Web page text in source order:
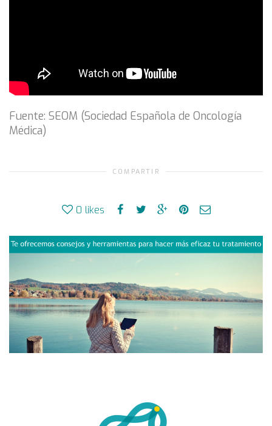
Fuente: SEOM (Sociedad Española de Oncología
Médica)
COMPARTIR
0 likes